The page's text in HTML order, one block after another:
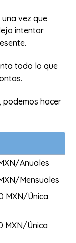
vez que
intentar
todo lo que
podemos hacer
Anuales
Mensuales
MXN/Única
MXN/Única